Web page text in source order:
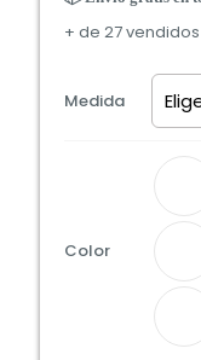
+ de 27
Medida
Color